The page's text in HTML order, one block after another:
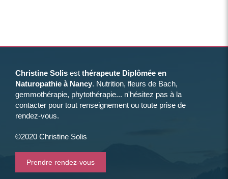
Christine Solis est thérapeute Diplômée en
Naturopathie à Nancy. Nutrition, fleurs de Bach,
gemmothérapie, phytothérapie... n'hésitez pas à la
contacter pour tout renseignement ou toute prise de
rendez-vous.
©2020 Christine Solis
Prendre rendez-vous